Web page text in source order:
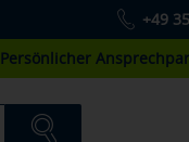
+49
Persönlicher